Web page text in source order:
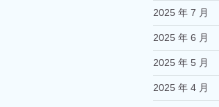
2025 年 7 月
2025 年 6 月
2025 年 5 月
2025 年 4 月